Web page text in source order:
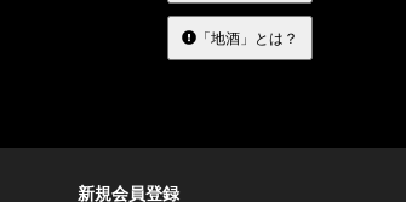
「地酒」とは？
新規会員登録